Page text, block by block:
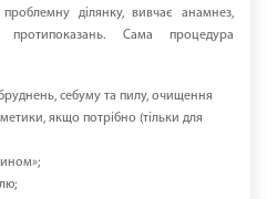
ділянку, вивчає анамнез,
протипоказань. Сама процедура
себуму та пилу, очищення
якщо потрібно (тільки для